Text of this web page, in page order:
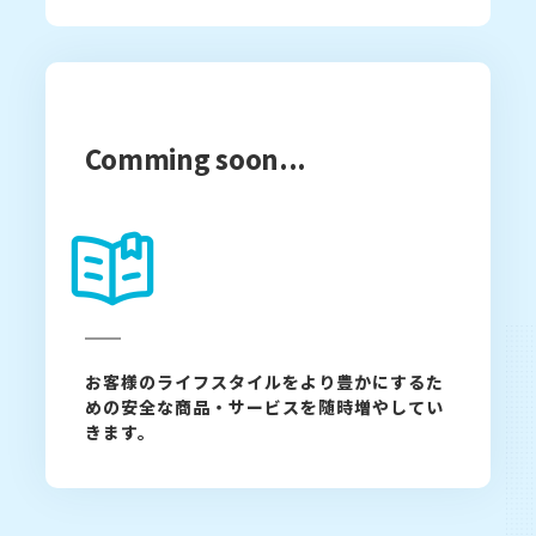
Comming soon...
お客様のライフスタイルをより豊かにするた
めの安全な商品・サービスを随時増やしてい
きます。